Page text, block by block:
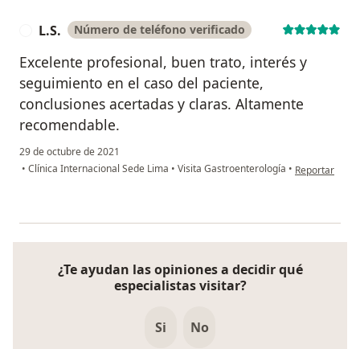
L.S. Número de teléfono verificado
Excelente profesional, buen trato, interés y
seguimiento en el caso del paciente,
conclusiones acertadas y claras. Altamente
recomendable.
29 de octubre de 2021
• Clínica Internacional Sede Lima • Visita Gastroenterología • en opinión del
Reportar
¿Te ayudan las opiniones a decidir qué
especialistas visitar?
Si No